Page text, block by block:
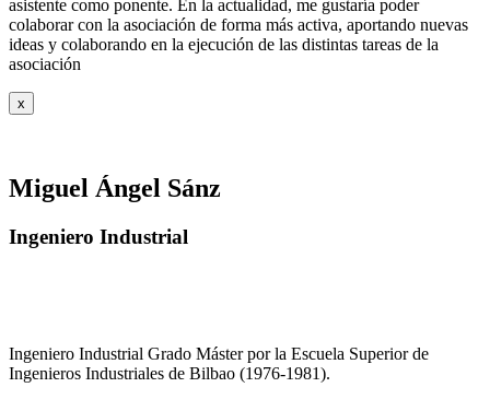
asistente como ponente. En la actualidad, me gustaría poder
colaborar con la asociación de forma más activa, aportando nuevas
ideas y colaborando en la ejecución de las distintas tareas de la
asociación
x
Miguel Ángel Sánz
Ingeniero Industrial
Ingeniero Industrial Grado Máster por la Escuela Superior de
Ingenieros Industriales de Bilbao (1976-1981).